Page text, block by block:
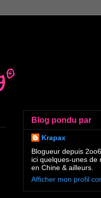
Blog pondu par
Krapax
Blogueur depuis
ici quelques-unes de
en Chine & ailleurs.
Afficher mon profil